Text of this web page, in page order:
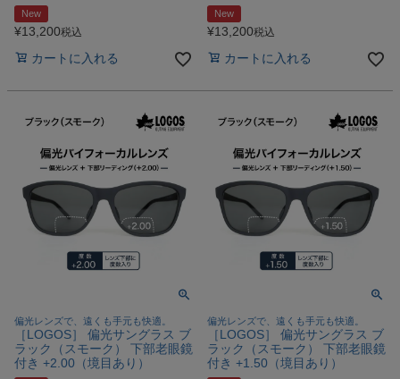
New
¥13,200税込
カートに入れる
New
¥13,200税込
カートに入れる
偏光レンズで、遠くも手元も快適。
［LOGOS］ 偏光サングラス ブ
ラック（スモーク） 下部老眼鏡
付き +2.00（境目あり）
偏光レンズで、遠くも手元も快適。
［LOGOS］ 偏光サングラス ブ
ラック（スモーク） 下部老眼鏡
付き +1.50（境目あり）